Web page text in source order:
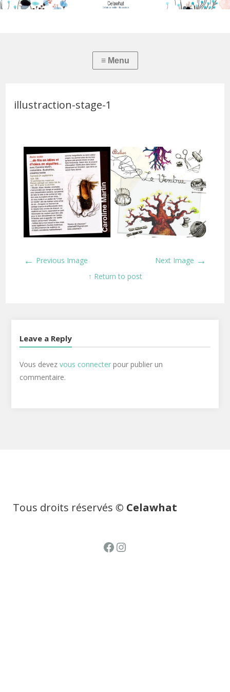
illustraction-stage-1
← Previous Image Next Image →
↑ Return to post
Leave a Reply
Vous devez vous connecterpour publier un
commentaire.
Tous droits réservés © Celawhat
Facebook
Instagram